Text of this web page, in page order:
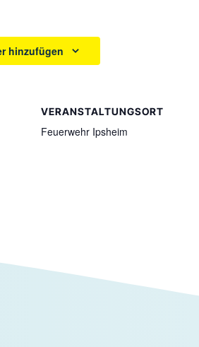
hinzufügen
VERANSTALTUNGSORT
Feuerwehr Ipsheim